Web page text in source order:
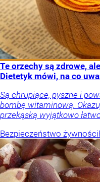
Te orzechy są zdrowe,
Dietetyk mówi, na co
Są chrupiące, pyszne i
bombę witaminową.
przekąską wyjątkowo
Bezpieczeństwo żywności